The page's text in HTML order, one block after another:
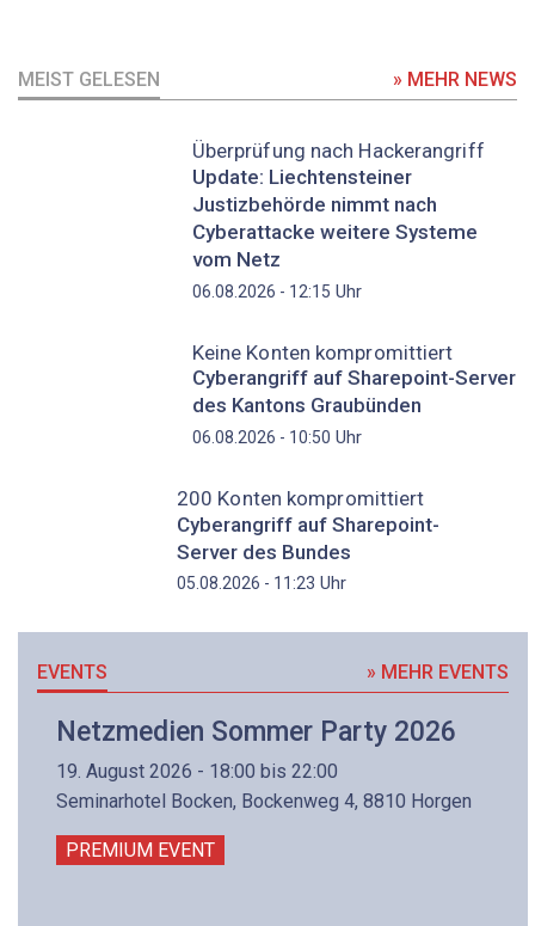
MEIST GELESEN » MEHR NEWS
Überprüfung nach Hackerangriff
Update: Liechtensteiner
Justizbehörde nimmt nach
Cyberattacke weitere Systeme
vom Netz
06.08.2026 - 12:15 Uhr
Keine Konten kompromittiert
Cyberangriff auf Sharepoint-Server
des Kantons Graubünden
06.08.2026 - 10:50 Uhr
200 Konten kompromittiert
Cyberangriff auf Sharepoint-
Server des Bundes
05.08.2026 - 11:23 Uhr
EVENTS » MEHR EVENTS
Netzmedien Sommer Party 2026
19. August 2026 - 18:00 bis 22:00
Seminarhotel Bocken, Bockenweg 4, 8810 Horgen
PREMIUM EVENT